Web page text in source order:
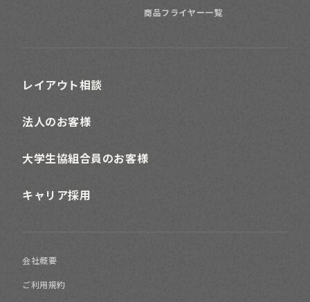
商品フライヤー一覧
レイアウト相談
法人のお客様
大学生協組合員のお客様
キャリア採用
会社概要
ご利用規約